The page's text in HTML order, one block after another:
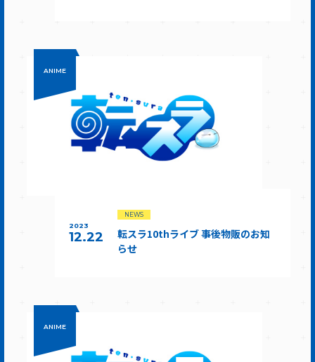
ANIME
2023
12.22
NEWS
転スラ10thライブ 事後物販のお知
らせ
ANIME